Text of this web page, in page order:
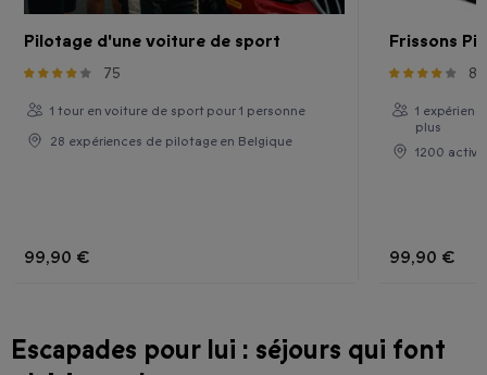
Pilotage d'une voiture de sport
75
1 tour en voiture de sport pour 1 personne
28 expériences de pilotage en Belgique
99,90 €
Frissons
1
plus
1200
99,90 €
Escapades pour lui : séjours qui font